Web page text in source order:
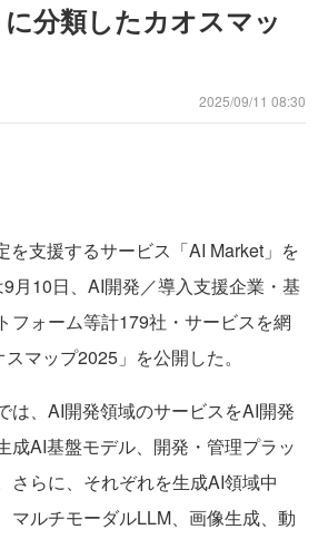
分類したカオスマッ
2025/09/11 08:30
支援するサービス「AI Market」を
月10日、AI開発／導入支援企業・基
フォーム等計179社・サービスを網
マップ2025」を公開した。
は、AI開発領域のサービスをAI開発
成AI基盤モデル、開発・管理プラッ
さらに、それぞれを生成AI領域中
マルチモーダルLLM、画像生成、動